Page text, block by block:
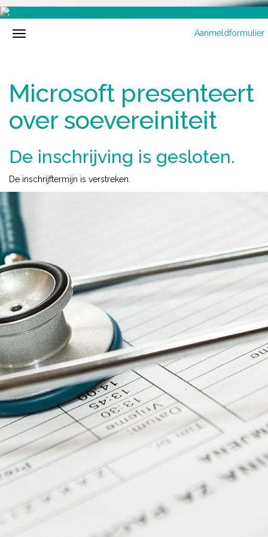
Aanmeldformulier
Microsoft presenteert
over soevereiniteit
De inschrijving is gesloten.
De inschrijftermijn is verstreken.